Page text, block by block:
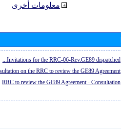
معلومات أخرى
Invitations for the RRC-06-Rev.GE89 dispatched...
on the RRC to review the GE89 Agreement
RRC to review the GE89 Agreement - Consultation